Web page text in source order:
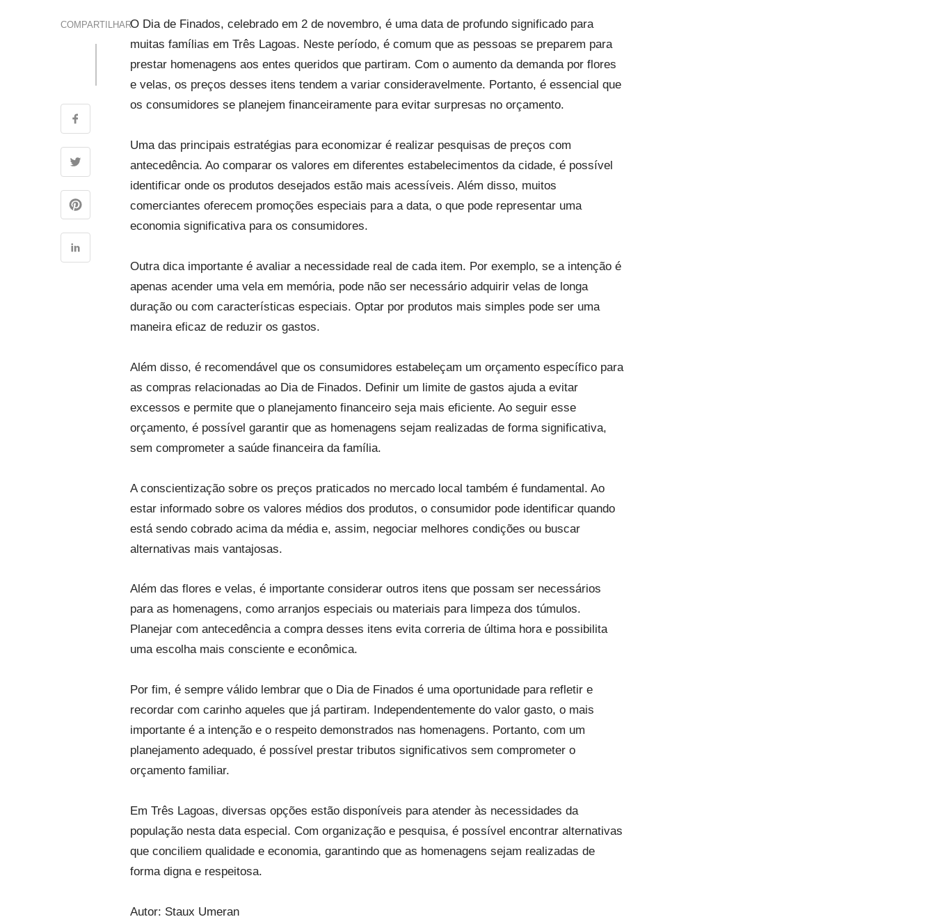
COMPARTILHARO Dia de Finados, celebrado em 2 de novembro, é uma data de profundo significado para
muitas famílias em Três Lagoas. Neste período, é comum que as pessoas se preparem para
prestar homenagens aos entes queridos que partiram. Com o aumento da demanda por flores
e velas, os preços desses itens tendem a variar consideravelmente. Portanto, é essencial que
os consumidores se planejem financeiramente para evitar surpresas no orçamento.
Uma das principais estratégias para economizar é realizar pesquisas de preços com
antecedência. Ao comparar os valores em diferentes estabelecimentos da cidade, é possível
identificar onde os produtos desejados estão mais acessíveis. Além disso, muitos
comerciantes oferecem promoções especiais para a data, o que pode representar uma
economia significativa para os consumidores.
Outra dica importante é avaliar a necessidade real de cada item. Por exemplo, se a intenção é
apenas acender uma vela em memória, pode não ser necessário adquirir velas de longa
duração ou com características especiais. Optar por produtos mais simples pode ser uma
maneira eficaz de reduzir os gastos.
Além disso, é recomendável que os consumidores estabeleçam um orçamento específico para
as compras relacionadas ao Dia de Finados. Definir um limite de gastos ajuda a evitar
excessos e permite que o planejamento financeiro seja mais eficiente. Ao seguir esse
orçamento, é possível garantir que as homenagens sejam realizadas de forma significativa,
sem comprometer a saúde financeira da família.
A conscientização sobre os preços praticados no mercado local também é fundamental. Ao
estar informado sobre os valores médios dos produtos, o consumidor pode identificar quando
está sendo cobrado acima da média e, assim, negociar melhores condições ou buscar
alternativas mais vantajosas.
Além das flores e velas, é importante considerar outros itens que possam ser necessários
para as homenagens, como arranjos especiais ou materiais para limpeza dos túmulos.
Planejar com antecedência a compra desses itens evita correria de última hora e possibilita
uma escolha mais consciente e econômica.
Por fim, é sempre válido lembrar que o Dia de Finados é uma oportunidade para refletir e
recordar com carinho aqueles que já partiram. Independentemente do valor gasto, o mais
importante é a intenção e o respeito demonstrados nas homenagens. Portanto, com um
planejamento adequado, é possível prestar tributos significativos sem comprometer o
orçamento familiar.
Em Três Lagoas, diversas opções estão disponíveis para atender às necessidades da
população nesta data especial. Com organização e pesquisa, é possível encontrar alternativas
que conciliem qualidade e economia, garantindo que as homenagens sejam realizadas de
forma digna e respeitosa.
Autor: Staux Umeran